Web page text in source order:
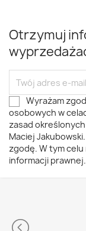
Otrzymuj
Wyrażam
osobowych w
zasad
Maciej
zgodę. W tym
informacji prawnej.